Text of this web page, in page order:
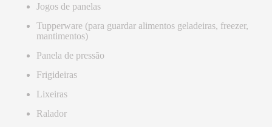
Jogos de panelas
Tupperware (para guardar alimentos geladeiras, freezer,
mantimentos)
Panela de pressão
Frigideiras
Lixeiras
Ralador